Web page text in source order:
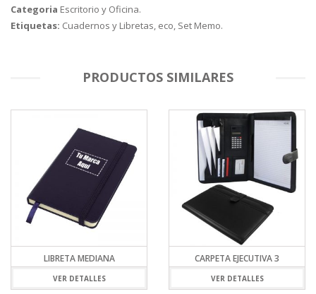
Categoria Escritorio y Oficina.
Etiquetas: Cuadernos y Libretas, eco, Set Memo.
PRODUCTOS SIMILARES
LIBRETA MEDIANA
VER DETALLES
CARPETA EJECUTIVA 3
VER DETALLES